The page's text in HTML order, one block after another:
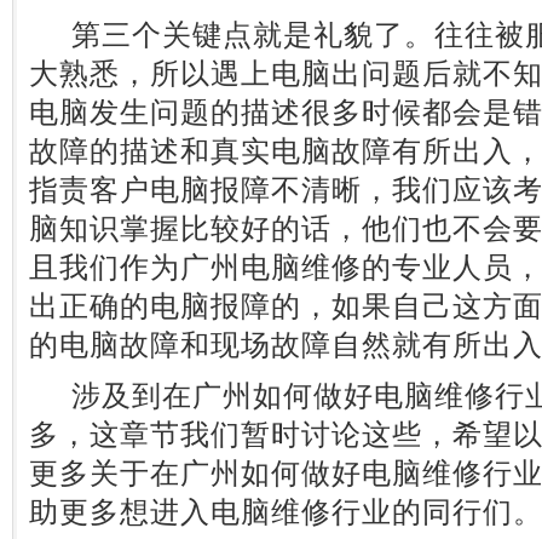
第三个关键点就是礼貌了。往往被
大熟悉，所以遇上电脑出问题后就不
电脑发生问题的描述很多时候都会是
故障的描述和真实电脑故障有所出入
指责客户电脑报障不清晰，我们应该
脑知识掌握比较好的话，他们也不会
且我们作为广州电脑维修的专业人员
出正确的电脑报障的，如果自己这方
的电脑故障和现场故障自然就有所出
涉及到在广州如何做好电脑维修行
多，这章节我们暂时讨论这些，希望
更多关于在广州如何做好电脑维修行
助更多想进入电脑维修行业的同行们。